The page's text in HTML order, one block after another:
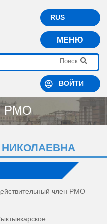
RUS
МЕНЮ
ВОЙТИ
РМО
член РМО